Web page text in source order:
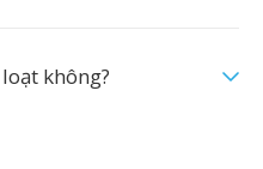
không?